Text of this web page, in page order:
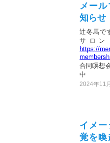
メー
知らせ
辻冬馬で
サロン
https://
合同瞑想
中
2024年11
イメ
覚を喚